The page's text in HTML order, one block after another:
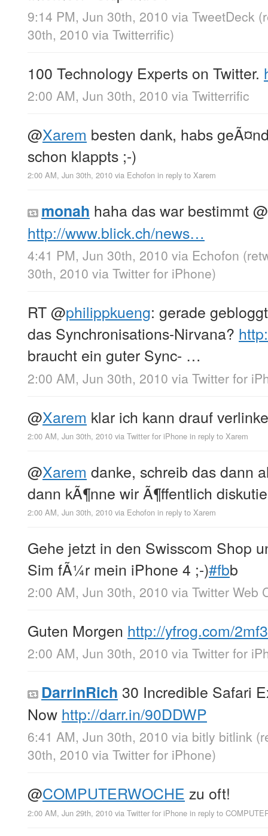
9:14 PM, Jun 30th, 2010 via TweetDeck
30th, 2010 via Twitterrific)
100 Technology Experts on Twitter.
2:00 AM, Jun 30th, 2010 via Twitterrific
@Xarem besten dank, habs
schon klappts ;-)
2:00 AM, Jun 30th, 2010 via Echofon in reply to Xarem
monah haha das war bestimmt@
http://www.blick.ch/news…
4:41 PM, Jun 30th, 2010 via Echofon
30th, 2010 via Twitter for iPhone)
RT@philippkueng: gerade
das Synchronisations-Nirvana?
braucht ein guter Sync- …
2:00 AM, Jun 30th, 2010 via Twitter for
@Xarem klar ich kann drauf
2:00 AM, Jun 30th, 2010 via Twitter for iPhone in reply to Xarem
@Xarem danke, schreib das dann
dann kÃ¶nne wir Ã¶ffentlich
2:00 AM, Jun 30th, 2010 via Echofon in reply to Xarem
Gehe jetzt in den Swisscom Shop
Sim fÃ¼r mein iPhone 4 ;-)#fbb
2:00 AM, Jun 30th, 2010 via Twitter Web
Guten Morgen http://yfrog.com/
2:00 AM, Jun 30th, 2010 via Twitter for
DarrinRich 30 Incredible Safari
Now http://darr.in/90DDWP
6:41 AM, Jun 30th, 2010 via bitly bitlink
30th, 2010 via Twitter for iPhone)
@COMPUTERWOCHE zu oft!
2:00 AM, Jun 29th, 2010 via Twitter for iPhone in reply to